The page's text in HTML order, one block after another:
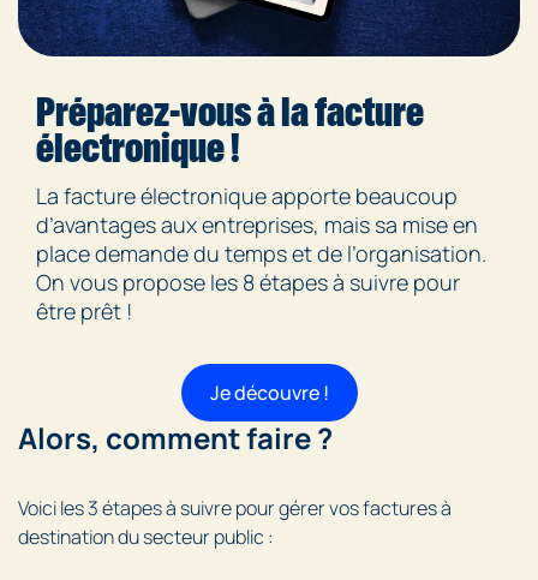
Préparez-vous à la facture
électronique !
La facture électronique apporte beaucoup
d’avantages aux entreprises, mais sa mise en
place demande du temps et de l’organisation.
On vous propose les 8 étapes à suivre pour
être prêt !
Je découvre !
Alors, comment faire ?
Voici les 3 étapes à suivre pour gérer vos factures à
destination du secteur public :